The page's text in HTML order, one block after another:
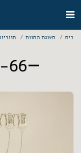
בית תצוגת החנות
66